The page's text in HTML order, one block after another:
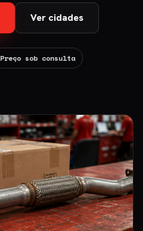
Ver cidades
Preço sob consulta